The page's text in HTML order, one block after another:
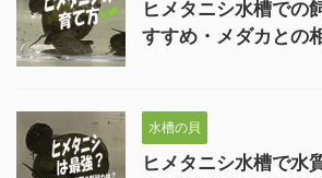
ヒメタニシ水槽での
すすめ・メダカとの
水槽の貝
ヒメタニシ水槽で水